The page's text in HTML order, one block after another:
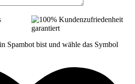
Spambot bist und wähle das Symbol